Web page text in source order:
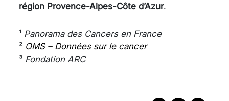
région Provence-Alpes-Côte d’Azur.
¹ Panorama des Cancers en France
² OMS – Données sur le cancer
³ Fondation ARC